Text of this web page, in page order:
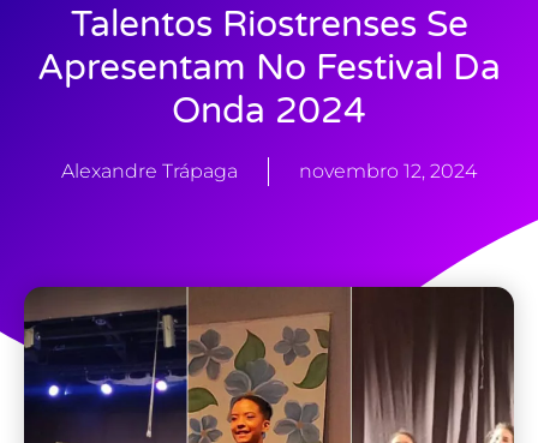
Talentos Riostrenses Se
Apresentam No Festival Da
Onda 2024
Alexandre Trápaga novembro 12, 2024